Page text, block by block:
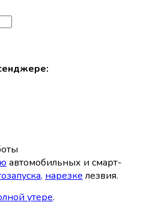
автомобильных и смарт-
, нарезке лезвия.
утере.